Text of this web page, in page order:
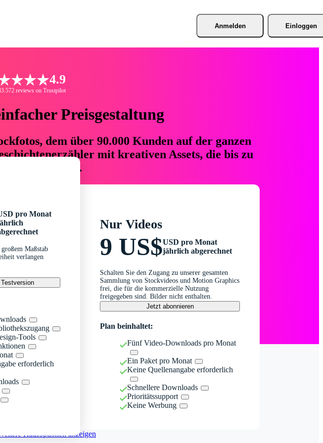
Anmelden Einloggen
4.9
reviews on Trustpilot
Preisgestaltung
dem über 90.000 Kunden auf der ganzen
mit kreativen Assets, die bis zu
einsparen.
pro Monat
Maßstab
verlangen
Tools
erforderlich
Nur Videos
9 US$USD pro Monat
jährlich abgerechnet
Schalten Sie den Zugang zu unserer gesamten
Sammlung von Stockvideos und Motion Graphics
frei, die für die kommerzielle Nutzung
freigegeben sind. Bilder nicht enthalten.
Jetzt abonnieren
Plan beinhaltet:
Fünf Video-Downloads pro Monat
Ein Paket pro Monat
Keine Quellenangabe erforderlich
Schnellere Downloads
Prioritätssupport
Keine Werbung
Kaufoptionen anzeigen